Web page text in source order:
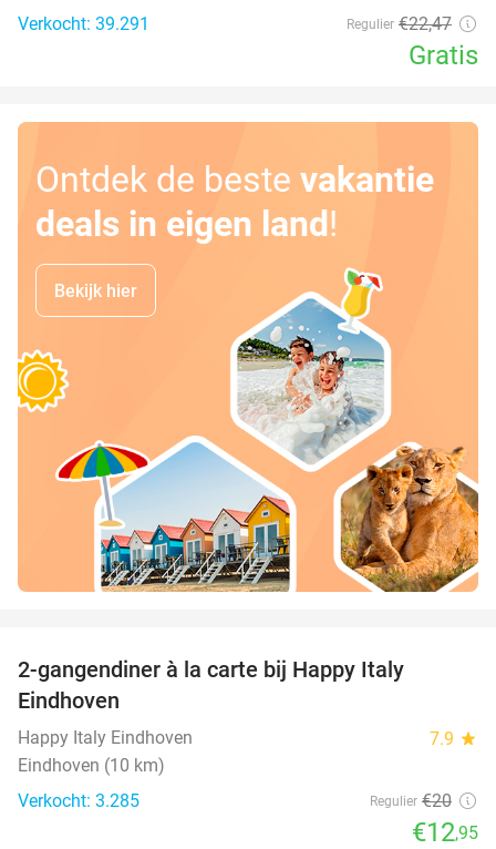
Verkocht: 39.291
Regulier €22,47
Gratis
Ontdek de beste vakantie
deals in eigen land!
Bekijk hier
2-gangendiner à la carte bij Happy Italy
Eindhoven
Happy Italy Eindhoven 7.9 star
Eindhoven (10 km)
Verkocht: 3.285
Regulier €20
€12,95